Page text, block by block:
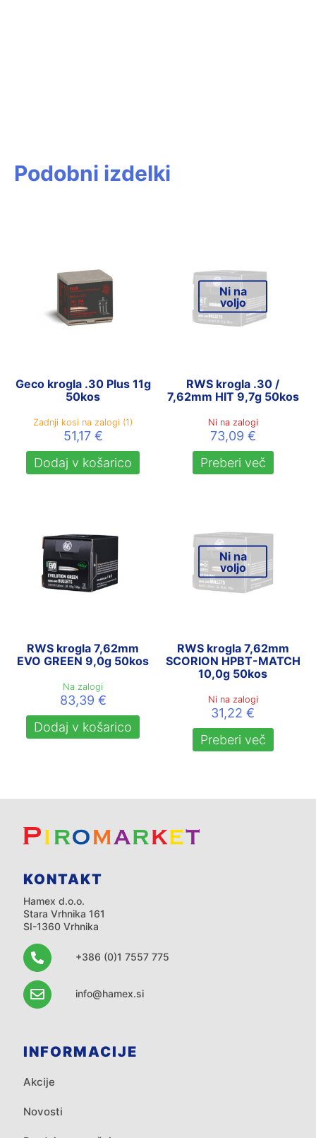
Podobni izdelki
Geco krogla .30 Plus 11g
50kos
Zadnji kosi na zalogi (1)
51,17 €
Dodaj v košarico
Ni na
voljo
RWS krogla .30 /
7,62mm HIT 9,7g 50kos
Ni na zalogi
73,09 €
Preberi več
RWS krogla 7,62mm
EVO GREEN 9,0g 50kos
Na zalogi
83,39 €
Dodaj v košarico
Ni na
voljo
RWS krogla 7,62mm
SCORION HPBT-MATCH
10,0g 50kos
Ni na zalogi
31,22€
Preberi več
KONTAKT
Hamex d.o.o.
Stara Vrhnika 161
SI-1360 Vrhnika
+386 (0)1 7557 775
info@hamex.si
INFORMACIJE
Akcije
Novosti